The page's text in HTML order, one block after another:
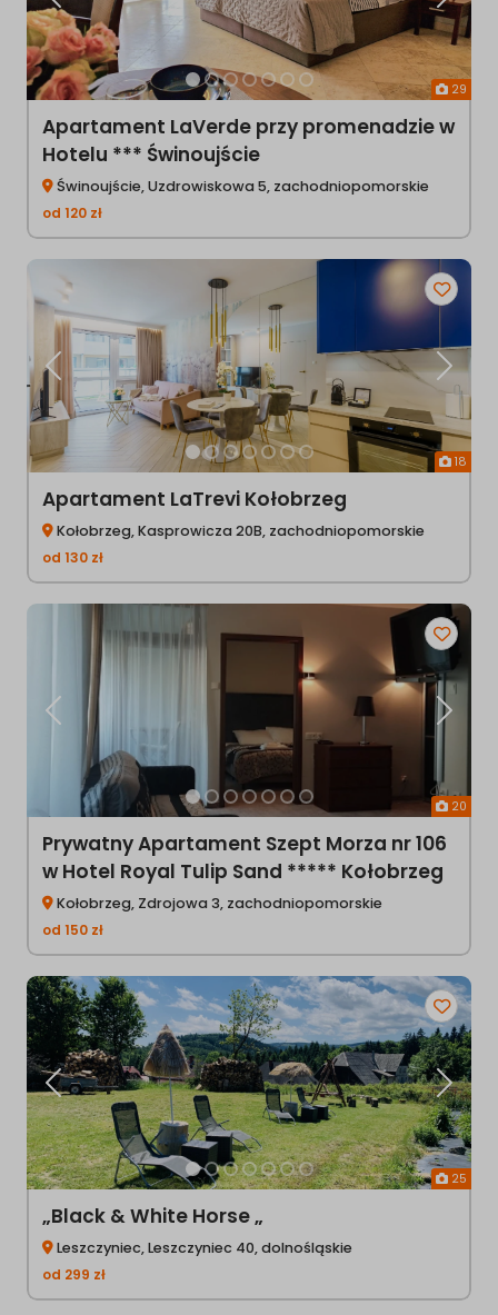
29
Apartament LaVerde przy promenadzie w
Hotelu *** Świnoujście
Świnoujście, Uzdrowiskowa 5, zachodniopomorskie
od 120 zł
18
Poprzednia
Apartament LaTrevi Kołobrzeg
Kołobrzeg, Kasprowicza 20B, zachodniopomorskie
od 130 zł
20
Poprzednia
Prywatny Apartament Szept Morza nr 106
w Hotel Royal Tulip Sand ***** Kołobrzeg
Kołobrzeg, Zdrojowa 3, zachodniopomorskie
od 150 zł
25
Poprzednia
„Black & White Horse „
Leszczyniec, Leszczyniec 40, dolnośląskie
od 299 zł